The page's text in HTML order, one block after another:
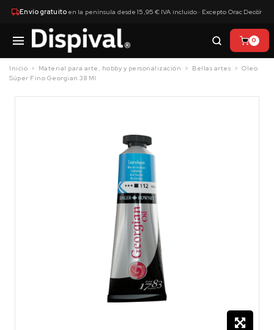
Envío gratuitoen la península desde 15,95 € IVA incluido · Excepto Orac Decor
×
0
Inicio Material para arte, hobby y personalización Bellas artes
Oleo
Súper Fino Georgian 38 Ml